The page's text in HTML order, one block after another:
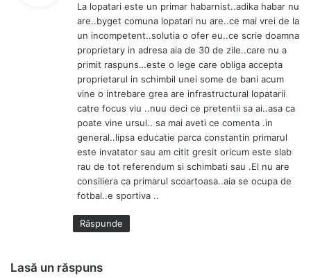
n
e
:
La lopatari este un primar habarnist..adika habar nu
are..byget comuna lopatari nu are..ce mai vrei de la
un incompetent..solutia o ofer eu..ce scrie doamna
proprietary in adresa aia de 30 de zile..care nu a
primit raspuns…este o lege care obliga accepta
proprietarul in schimbil unei some de bani acum
vine o intrebare grea are infrastructural lopatarii
catre focus viu ..nuu deci ce pretentii sa ai..asa ca
poate vine ursul.. sa mai aveti ce comenta .in
general..lipsa educatie parca constantin primarul
este invatator sau am citit gresit oricum este slab
rau de tot referendum si schimbati sau .El nu are
consiliera ca primarul scoartoasa..aia se ocupa de
fotbal..e sportiva ..
Răspunde
Lasă un răspuns